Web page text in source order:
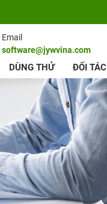
Email
software@jywvina.com
DÙNG THỬ ĐỐI TÁC